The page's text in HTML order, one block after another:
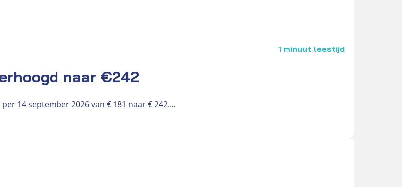
1 minuut leestijd
naar €242
14 september 2026 van € 181 naar € 242….